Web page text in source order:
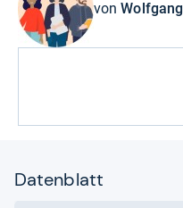
vonWolfgang
Datenblatt